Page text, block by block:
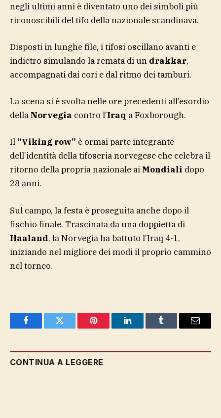
negli ultimi anni è diventato uno dei simboli più
riconoscibili del tifo della nazionale scandinava.
Disposti in lunghe file, i tifosi oscillano avanti e
indietro simulando la remata di un drakkar,
accompagnati dai cori e dal ritmo dei tamburi.
La scena si è svolta nelle ore precedenti all’esordio
della Norvegia contro l’Iraq a Foxborough.
Il “Viking row” è ormai parte integrante
dell’identità della tifoseria norvegese che celebra il
ritorno della propria nazionale ai Mondiali dopo
28 anni.
Sul campo, la festa è proseguita anche dopo il
fischio finale. Trascinata da una doppietta di
Haaland, la Norvegia ha battuto l’Iraq 4-1,
iniziando nel migliore dei modi il proprio cammino
nel torneo.
FacebookTwitter Pinterest LinkedInTumblr Email
CONTINUA A LEGGERE